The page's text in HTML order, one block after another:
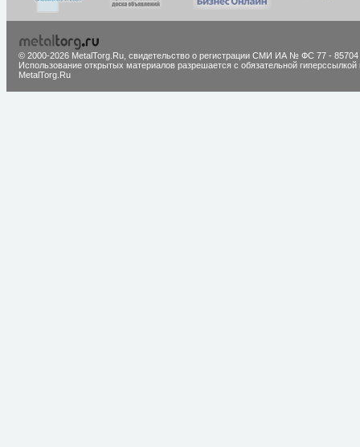
© 2000-2026 MetalTorg.Ru, cвидетельство о регистрации СМИ ИА № ФС 77 - 85704
Использование открытых материалов разрешается с обязательной гиперссылкой
MetalTorg.Ru